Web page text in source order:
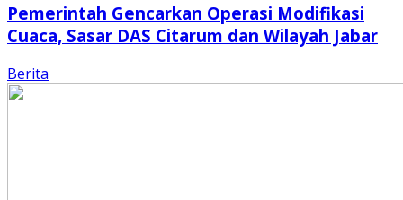
Pemerintah Gencarkan Operasi Modifikasi
Cuaca, Sasar DAS Citarum dan Wilayah Jabar
Berita